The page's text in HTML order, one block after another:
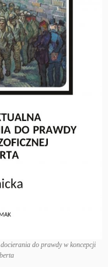
do prawdy w koncepcji